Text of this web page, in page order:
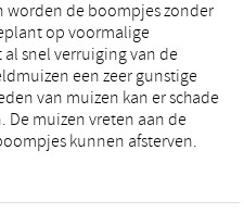
worden de boompjes zonder
op voormalige
snel verruiging van de
een zeer gunstige
van muizen kan er schade
muizen vreten aan de
kunnen afsterven.